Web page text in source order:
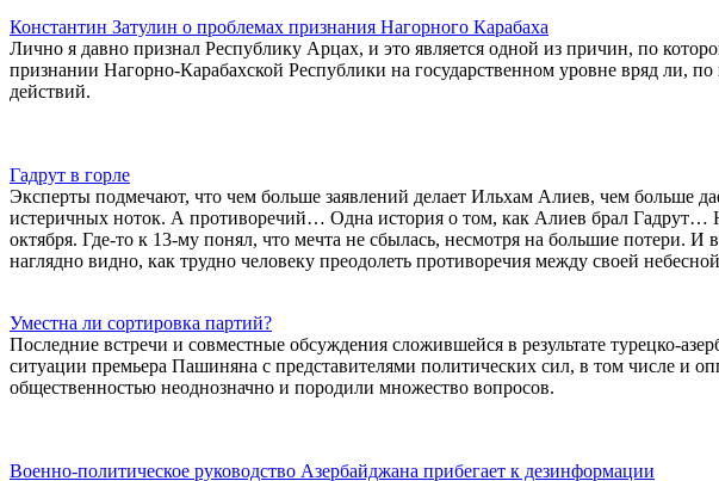
Константин Затулин о проблемах признания Нагорного Карабаха
Лично я давно признал Республику Арцах, и это является одной из причин, по
признании Нагорно-Карабахской Республики на государственном уровне вряд ли,
действий.
Гадрут в горле
Эксперты подмечают, что чем больше заявлений делает Ильхам Алиев, чем больше
истеричных ноток. А противоречий… Одна история о том, как Алиев брал
октября. Где-то к 13-му понял, что мечта не сбылась, несмотря на большие потери. И
наглядно видно, как трудно человеку преодолеть противоречия между своей
Уместна ли сортировка партий?
Последние встречи и совместные обсуждения сложившейся в результате турецко-
ситуации премьера Пашиняна с представителями политических сил, в том числе и
общественностью неоднозначно и породили множество вопросов.
Военно-политическое руководство Азербайджана прибегает к дезинформации